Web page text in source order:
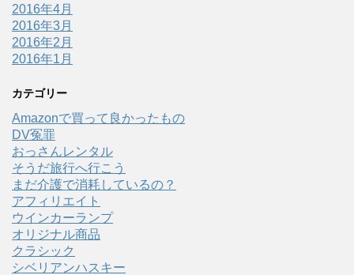
2016年4月
2016年3月
2016年2月
2016年1月
カテゴリー
Amazonで買って良かったもの
DV冤罪
おっさんレンタル
そうだ旅行へ行こう
まだ介護で消耗しているの？
アフィリエイト
ウインカーランプ
オリジナル商品
クラシック
シベリアンハスキー